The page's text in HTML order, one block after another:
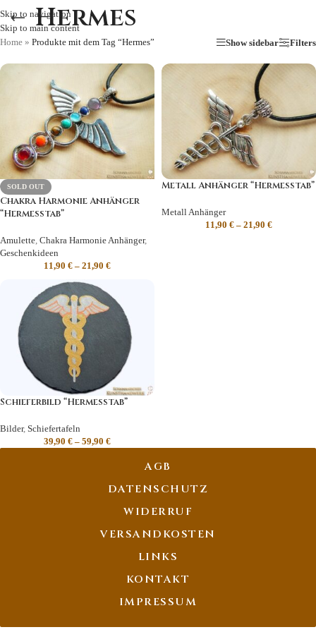
Skip to navigation
Skip to main content
Hermes
Home » Produkte mit dem Tag “Hermes” Show sidebar Filters
SOLD OUT
Chakra Harmonie Anhänger
“Hermesstab”
Amulette, Chakra Harmonie Anhänger,
Geschenkideen
11,90 € – 21,90 €
Metall Anhänger “Hermesstab”
Metall Anhänger
11,90 € – 21,90 €
Schieferbild “Hermesstab”
Bilder, Schiefertafeln
39,90 € – 59,90 €
AGB
DATENSCHUTZ
WIDERRUF
VERSANDKOSTEN
LINKS
KONTAKT
IMPRESSUM